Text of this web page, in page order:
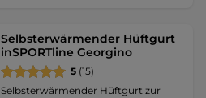
Selbsterwärmender Hüftgurt
inSPORTline Georgino
5 (15)
Selbsterwärmender Hüftgurt zur